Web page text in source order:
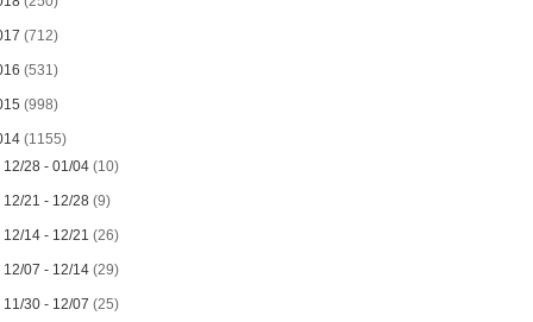
(712)
(531)
(998)
(1155)
12/28 - 01/04(10)
12/21 - 12/28(9)
12/14 - 12/21(26)
12/07 - 12/14(29)
11/30 - 12/07(25)